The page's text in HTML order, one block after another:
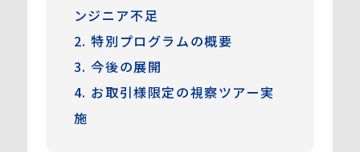
ンジニア不足
2. 特別プログラムの概要
3. 今後の展開
4. お取引様限定の視察ツアー実
施